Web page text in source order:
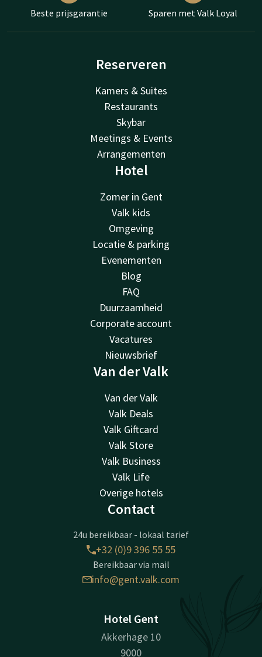
Beste prijsgarantie Sparen met Valk Loyal
Reserveren
Kamers & Suites
Restaurants
Skybar
Meetings & Events
Arrangementen
Hotel
Zomer in Gent
Valk kids
Omgeving
Locatie & parking
Evenementen
Blog
FAQ
Duurzaamheid
Corporate account
Vacatures
Nieuwsbrief
Van der Valk
Van der Valk
Valk Deals
Valk Giftcard
Valk Store
Valk Business
Valk Life
Overige hotels
Contact
24u bereikbaar - lokaal tarief
+32 (0)9 396 55 55
Bereikbaar via mail
info@gent.valk.com
Hotel Gent
Akkerhage 10
9000